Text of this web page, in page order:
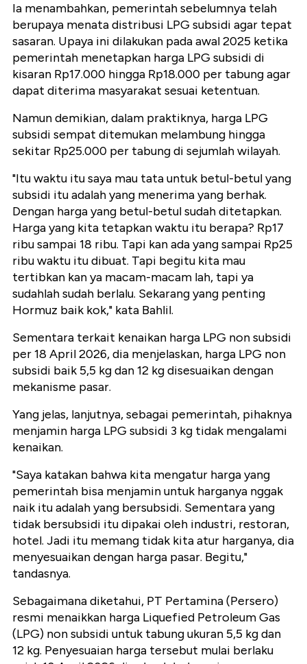
Ia menambahkan, pemerintah sebelumnya telah
berupaya menata distribusi LPG subsidi agar tepat
sasaran. Upaya ini dilakukan pada awal 2025 ketika
pemerintah menetapkan harga LPG subsidi di
kisaran Rp17.000 hingga Rp18.000 per tabung agar
dapat diterima masyarakat sesuai ketentuan.
Namun demikian, dalam praktiknya, harga LPG
subsidi sempat ditemukan melambung hingga
sekitar Rp25.000 per tabung di sejumlah wilayah.
"Itu waktu itu saya mau tata untuk betul-betul yang
subsidi itu adalah yang menerima yang berhak.
Dengan harga yang betul-betul sudah ditetapkan.
Harga yang kita tetapkan waktu itu berapa? Rp17
ribu sampai 18 ribu. Tapi kan ada yang sampai Rp25
ribu waktu itu dibuat. Tapi begitu kita mau
tertibkan kan ya macam-macam lah, tapi ya
sudahlah sudah berlalu. Sekarang yang penting
Hormuz baik kok," kata Bahlil.
Sementara terkait kenaikan harga LPG non subsidi
per 18 April 2026, dia menjelaskan, harga LPG non
subsidi baik 5,5 kg dan 12 kg disesuaikan dengan
mekanisme pasar.
Yang jelas, lanjutnya, sebagai pemerintah, pihaknya
menjamin harga LPG subsidi 3 kg tidak mengalami
kenaikan.
"Saya katakan bahwa kita mengatur harga yang
pemerintah bisa menjamin untuk harganya nggak
naik itu adalah yang bersubsidi. Sementara yang
tidak bersubsidi itu dipakai oleh industri, restoran,
hotel. Jadi itu memang tidak kita atur harganya, dia
menyesuaikan dengan harga pasar. Begitu,"
tandasnya.
Sebagaimana diketahui, PT Pertamina (Persero)
resmi menaikkan harga Liquefied Petroleum Gas
(LPG) non subsidi untuk tabung ukuran 5,5 kg dan
12 kg. Penyesuaian harga tersebut mulai berlaku